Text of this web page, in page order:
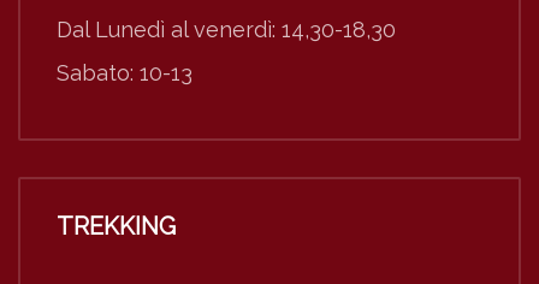
Dal Lunedì al venerdì: 14,30-18,30
Sabato: 10-13
TREKKING